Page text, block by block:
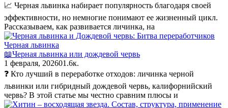
📈 Черная львинка набирает популярность благодаря своей
эффективности, но немногие понимают ее жизненный цикл.
Рассказываем, как развивается личинка, на
Черная львинка
📖Черная львинка или дождевой червь
1 февраля, 202601.6к.
❓ Кто лучший в переработке отходов: личинка черной
львинки или гибридный дождевой червь, калифорнийский
червь? В этой статье мы честно сравним плюсы и